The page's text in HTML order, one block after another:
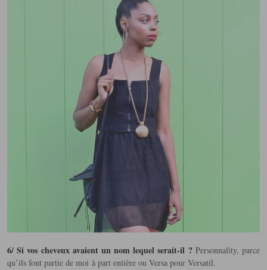
6/ Si vos cheveux avaient un nom lequel serait-il ? Personnality, parce
qu’ils font partie de moi à part entière ou Versa pour Versatil.